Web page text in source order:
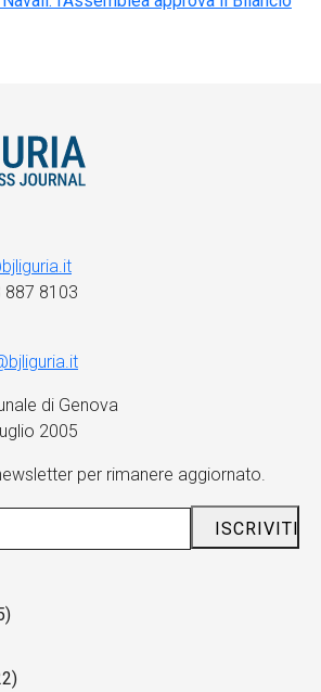
887 8103
di Genova
2005
per rimanere aggiornato.